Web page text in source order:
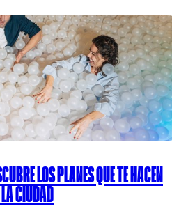
LOS PLANES QUE TE HACEN
CIUDAD